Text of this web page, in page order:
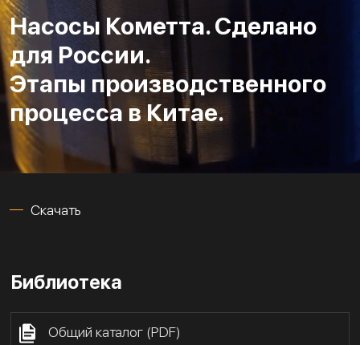
Насосы Кометта. Сделано
для России.
Этапы производственного
процесса в Китае.
Скачать
Библиотека
Общий каталог (PDF)